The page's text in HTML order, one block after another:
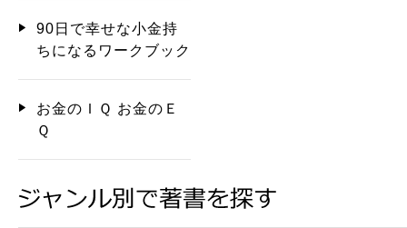
90日で幸せな小金持
ちになるワークブック
お金のＩＱ お金のＥ
Ｑ